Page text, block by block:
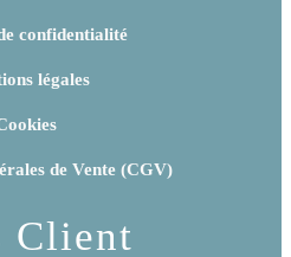
confidentialité
légales
de Vente (CGV)
Client